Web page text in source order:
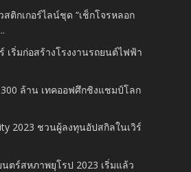
สติกเกอร์ไลน์ชุด “เช็กโจรหลอก
เริ่มก่อสร้างโรงงานรถยนต์ไฟฟ้า
ล้าน เทคออฟศึกชิงแชมป์โลก
2023 ชวนผู้ลงทุนอัปสกิลในเวิร์
ตร์สหภาพยุโรป 2023 เริ่มแล้ว